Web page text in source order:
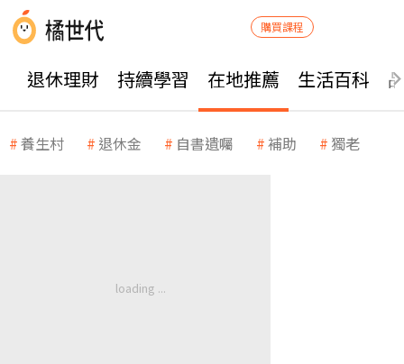
購買課程
退休理財 持續學習 在地推薦 生活百科
養生村 退休金 自書遺囑 補助 獨老